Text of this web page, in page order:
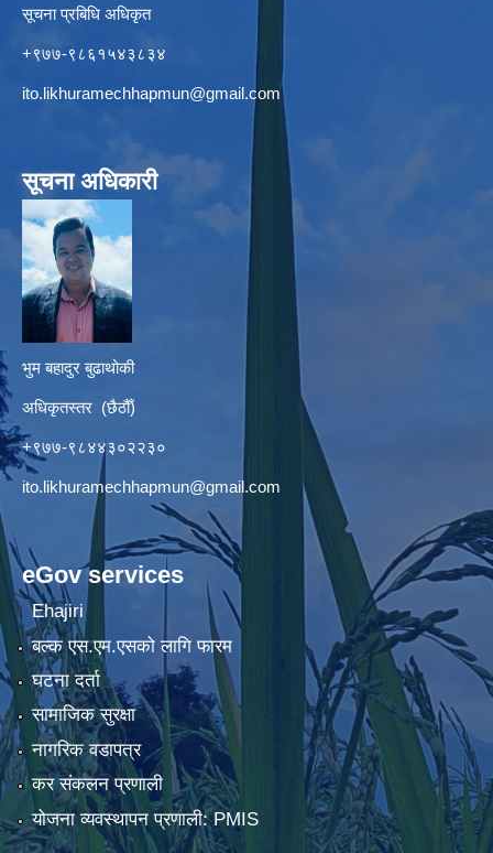
सूचना प्रबिधि अधिकृत
+९७७-९८६१५४३८३४
ito.likhuramechhapmun@gmail.com
सूचना अधिकारी
भुम बहादुर बुढाथोकी
अधिकृतस्तर (छैठौँ)
+९७७-९८४४३०२२३०
ito.likhuramechhapmun@gmail.com
eGov services
Ehajiri
बल्क एस.एम.एसको लागि फारम
घटना दर्ता
सामाजिक सुरक्षा
नागरिक वडापत्र
कर संकलन प्रणाली
योजना व्यवस्थापन प्रणाली: PMIS